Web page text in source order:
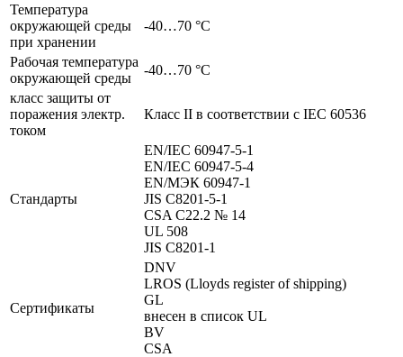
Температура
окружающей среды
при хранении
-40…70 °C
Рабочая температура
окружающей среды
-40…70 °C
класс защиты от
поражения электр.
током
Класс II в соответствии с IEC 60536
Стандарты
EN/IEC 60947-5-1
EN/IEC 60947-5-4
EN/МЭК 60947-1
JIS C8201-5-1
CSA C22.2 № 14
UL 508
JIS C8201-1
Сертификаты
DNV
LROS (Lloyds register of shipping)
GL
внесен в список UL
BV
CSA